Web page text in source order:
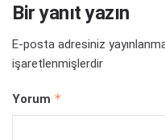
Bir yanıt yazın
E-posta adresiniz
işaretlenmişlerdir
Yorum *